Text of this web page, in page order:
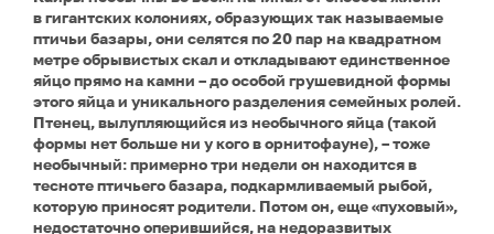
в гигантских колониях, образующих так называемые
птичьи базары, они селятся по 20 пар на квадратном
метре обрывистых скал и откладывают единственное
яйцо прямо на камни – до особой грушевидной формы
этого яйца и уникального разделения семейных ролей.
Птенец, вылупляющийся из необычного яйца (такой
формы нет больше ни у кого в орнитофауне), – тоже
необычный: примерно три недели он находится в
тесноте птичьего базара, подкармливаемый рыбой,
которую приносят родители. Потом он, еще «пуховый»,
недостаточно оперившийся, на недоразвитых